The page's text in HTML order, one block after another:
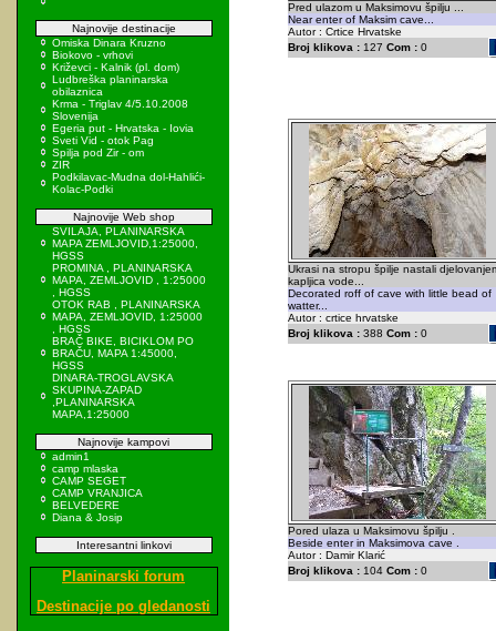
Najnovije destinacije
Omiska Dinara Kruzno
Biokovo - vrhovi
Križevci - Kalnik (pl. dom)
Ludbreška planinarska
obilaznica
Krma - Triglav 4/5.10.2008
Slovenija
Egeria put - Hrvatska - Iovia
Sveti Vid - otok Pag
Spilja pod Zir - om
ZIR
Podkilavac-Mudna dol-Hahlići-
Kolac-Podki
Najnovije Web shop
SVILAJA, PLANINARSKA
MAPA ZEMLJOVID,1:25000,
HGSS
PROMINA , PLANINARSKA
MAPA, ZEMLJOVID , 1:25000
, HGSS
OTOK RAB , PLANINARSKA
MAPA, ZEMLJOVID, 1:25000
, HGSS
BRAČ BIKE, BICIKLOM PO
BRAČU, MAPA 1:45000,
HGSS
DINARA-TROGLAVSKA
SKUPINA-ZAPAD
,PLANINARSKA
MAPA,1:25000
Najnovije kampovi
admin1
camp mlaska
CAMP SEGET
CAMP VRANJICA
BELVEDERE
Diana & Josip
Interesantni linkovi
Planinarski forum
Destinacije po gledanosti
Pred ulazom u Maksimovu špilju ...
Near enter of Maksim cave...
Autor : Crtice Hrvatske
Broj klikova :127 Com :0
Ukrasi na stropu špilje nastali
kapljica vode...
Decorated roff of cave with little bead of
watter...
Autor : crtice hrvatske
Broj klikova :388 Com :0
Pored ulaza u Maksimovu špilju .
Beside enter in Maksimova cave .
Autor : Damir Klarić
Broj klikova :104 Com :0